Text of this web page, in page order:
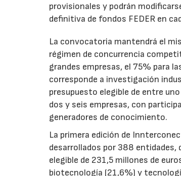
provisionales y podrán
definitiva de fondos FEDER en
La convocatoria mantendrá el
régimen de concurrencia
grandes empresas, el 75% para
corresponde a investigación
presupuesto elegible de entre
dos y seis empresas, con
generadores de conocimiento.
La primera edición de
desarrollados por 388 entidades,
elegible de 231,5 millones de
biotecnología (21,6%) y